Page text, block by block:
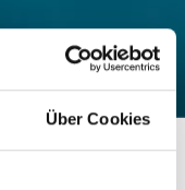
Über Cookies